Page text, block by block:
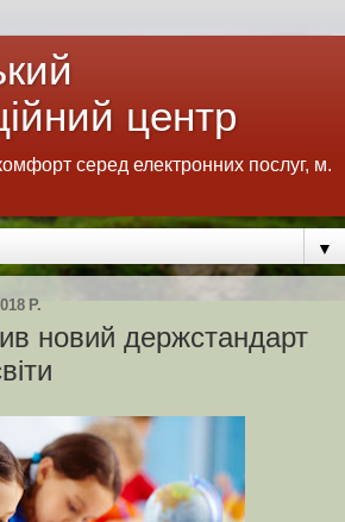
центр
серед електронних послуг, м.
▼
Р.
новий держстандарт